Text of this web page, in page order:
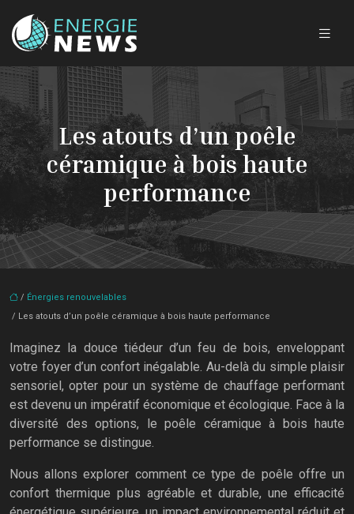
Les atouts d’un poêle
céramique à bois haute
performance
/ Énergies renouvelables
/ Les atouts d’un poêle céramique à bois haute performance
Imaginez la douce tiédeur d’un feu de bois, enveloppant
votre foyer d’un confort inégalable. Au-delà du simple plaisir
sensoriel, opter pour un système de chauffage performant
est devenu un impératif économique et écologique. Face à la
diversité des options, le poêle céramique à bois haute
performance se distingue.
Nous allons explorer comment ce type de poêle offre un
confort thermique plus agréable et durable, une efficacité